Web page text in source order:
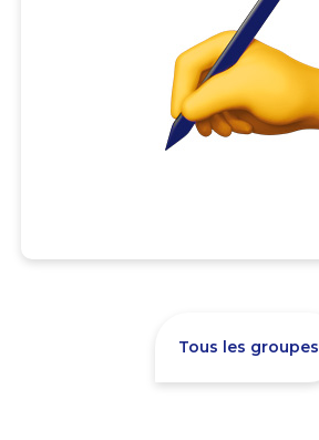
Tous les groupes